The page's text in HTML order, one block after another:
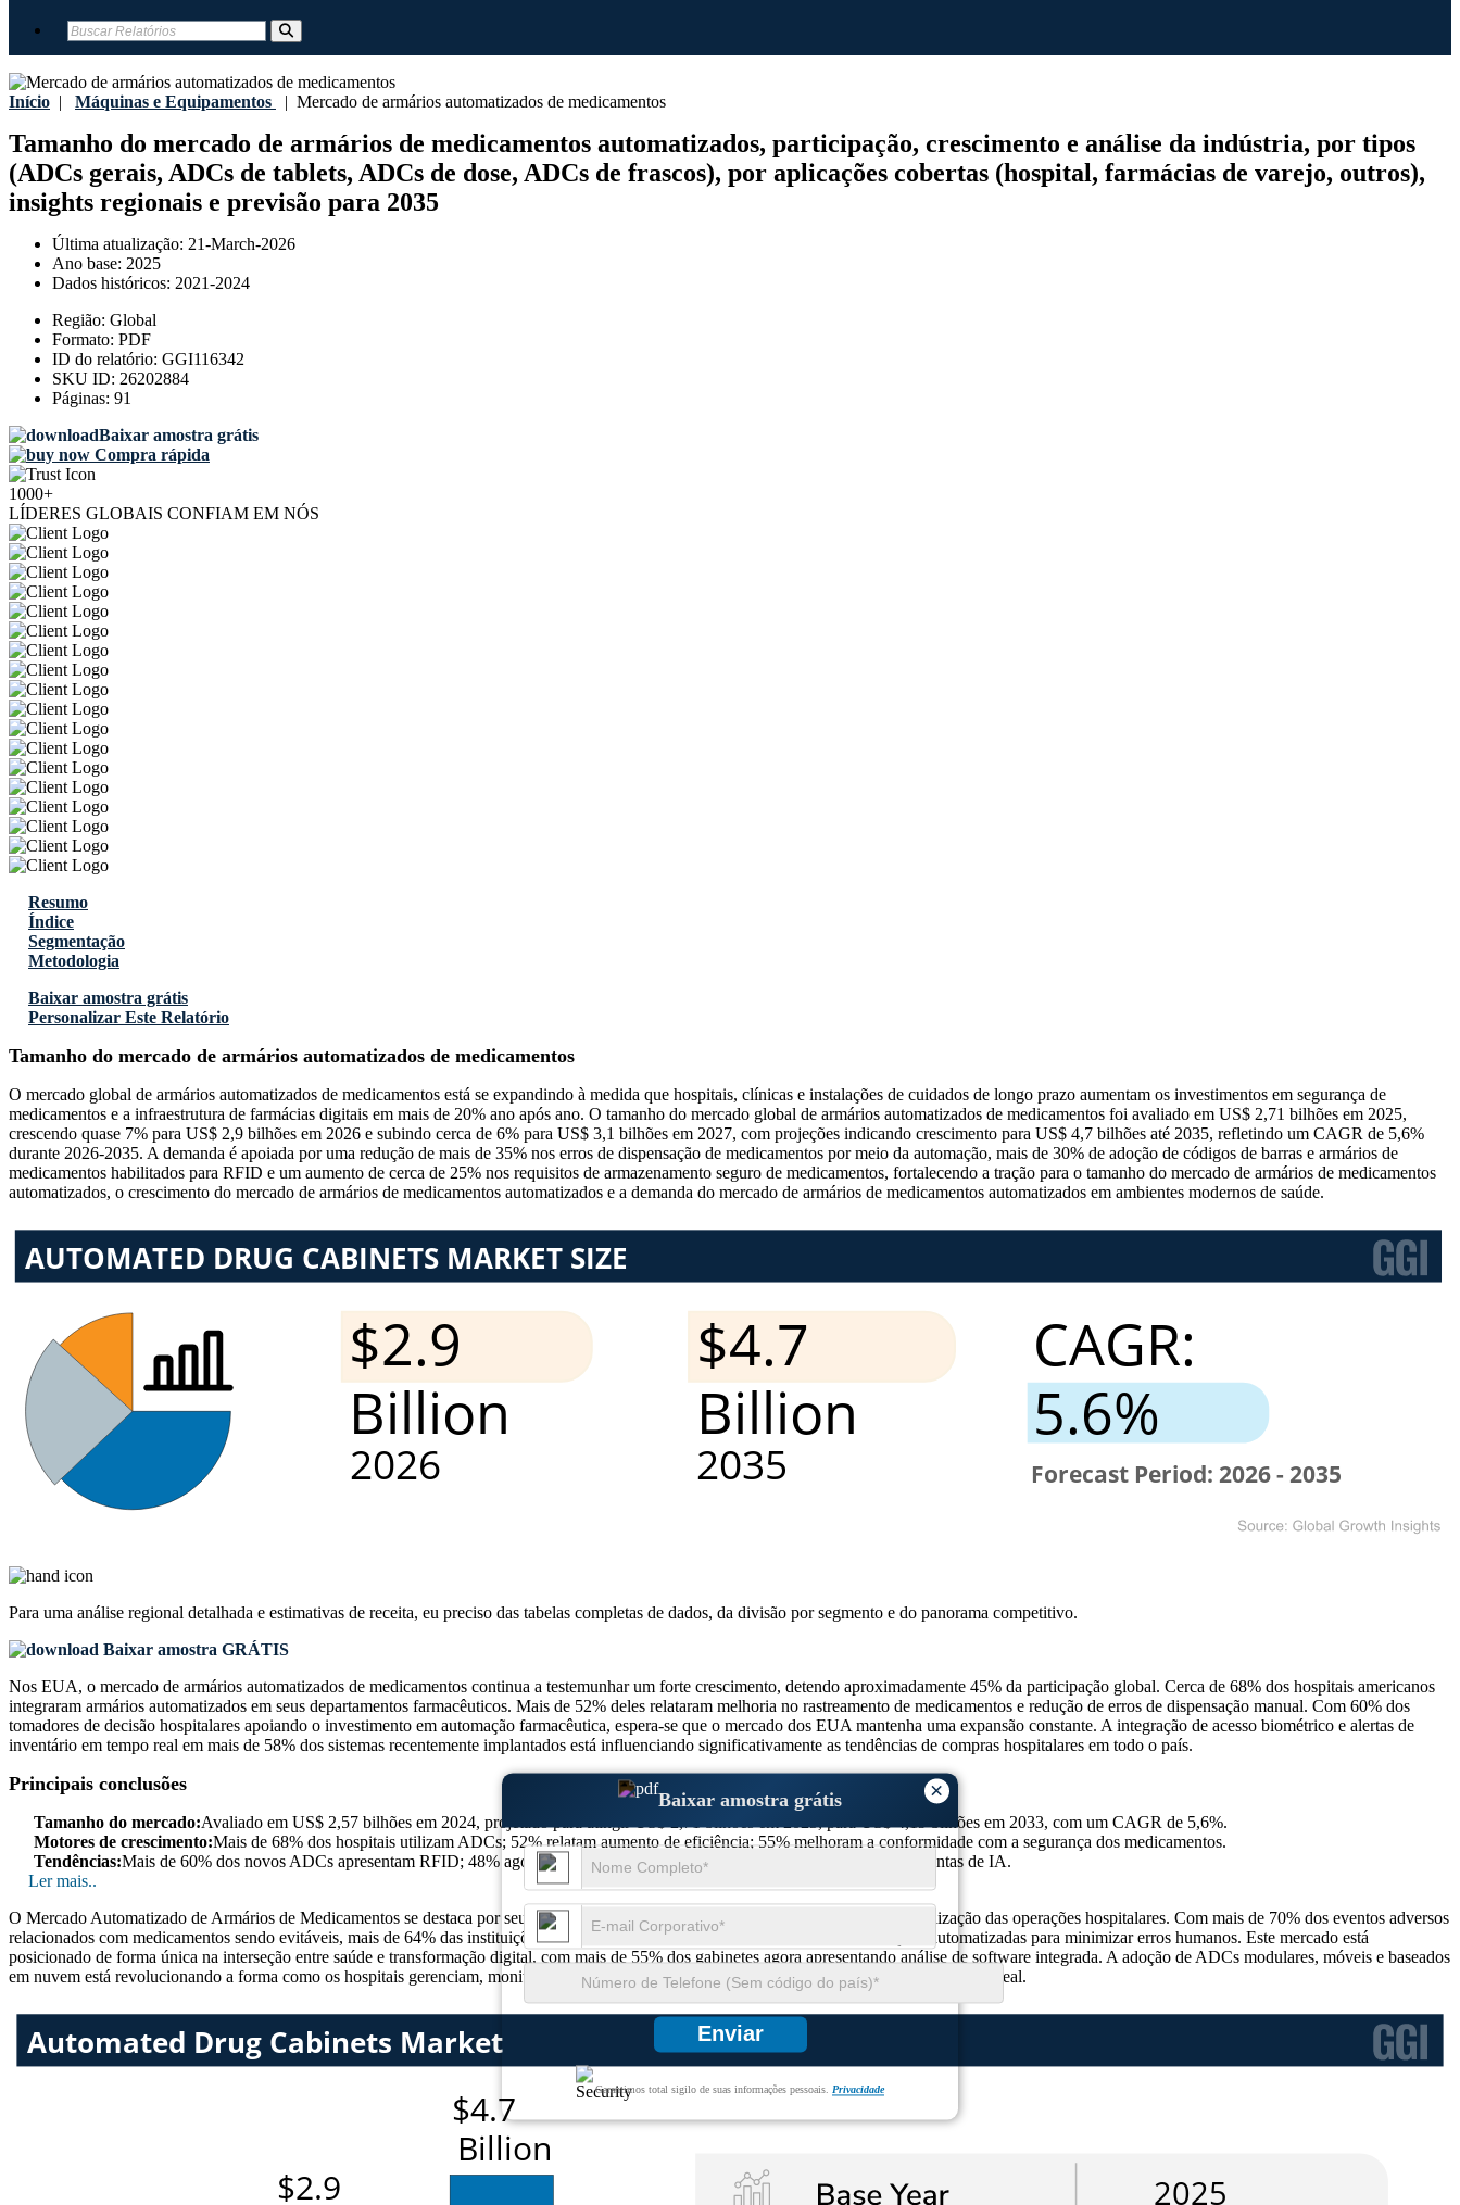
Início | Máquinas e Equipamentos | Mercado de armários automatizados de medicamentos
Tamanho do mercado de armários de medicamentos automatizados, participação, crescimento e análise da indústria, por tipos
(ADCs gerais, ADCs de tablets, ADCs de dose, ADCs de frascos), por aplicações cobertas (hospital, farmácias de varejo, outros),
insights regionais e previsão para 2035
Última atualização: 21-March-2026
Ano base: 2025
Dados históricos: 2021-2024
Região: Global
Formato: PDF
ID do relatório: GGI116342
SKU ID: 26202884
Páginas: 91
Baixar amostra grátis
Compra rápida
1000+
LÍDERES GLOBAIS CONFIAM EM NÓS
×
Baixar amostra grátis
Enviar
Garantimos total sigilo de suas informações pessoais. Privacidade
Resumo
Índice
Segmentação
Metodologia
Baixar amostra grátis
Personalizar Este Relatório
Tamanho do mercado de armários automatizados de medicamentos
O mercado global de armários automatizados de medicamentos está se expandindo à medida que hospitais, clínicas e instalações de cuidados de longo prazo aumentam os investimentos em segurança de
medicamentos e a infraestrutura de farmácias digitais em mais de 20% ano após ano. O tamanho do mercado global de armários automatizados de medicamentos foi avaliado em US$ 2,71 bilhões em 2025,
crescendo quase 7% para US$ 2,9 bilhões em 2026 e subindo cerca de 6% para US$ 3,1 bilhões em 2027, com projeções indicando crescimento para US$ 4,7 bilhões até 2035, refletindo um CAGR de 5,6%
durante 2026-2035. A demanda é apoiada por uma redução de mais de 35% nos erros de dispensação de medicamentos por meio da automação, mais de 30% de adoção de códigos de barras e armários de
medicamentos habilitados para RFID e um aumento de cerca de 25% nos requisitos de armazenamento seguro de medicamentos, fortalecendo a tração para o tamanho do mercado de armários de medicamentos
automatizados, o crescimento do mercado de armários de medicamentos automatizados e a demanda do mercado de armários de medicamentos automatizados em ambientes modernos de saúde.
Para uma análise regional detalhada e estimativas de receita, eu preciso das tabelas completas de dados, da divisão por segmento e do panorama competitivo.
Baixar amostra GRÁTIS
Nos EUA, o mercado de armários automatizados de medicamentos continua a testemunhar um forte crescimento, detendo aproximadamente 45% da participação global. Cerca de 68% dos hospitais americanos
integraram armários automatizados em seus departamentos farmacêuticos. Mais de 52% deles relataram melhoria no rastreamento de medicamentos e redução de erros de dispensação manual. Com 60% dos
tomadores de decisão hospitalares apoiando o investimento em automação farmacêutica, espera-se que o mercado dos EUA mantenha uma expansão constante. A integração de acesso biométrico e alertas de
inventário em tempo real em mais de 58% dos sistemas recentemente implantados está influenciando significativamente as tendências de compras hospitalares em todo o país.
Principais conclusões
Tamanho do mercado:Avaliado em US$ 2,57 bilhões em 2024, projetado para atingir US$ 2,71 bilhões em 2025, para US$ 4,19 bilhões em 2033, com um CAGR de 5,6%.
Motores de crescimento:Mais de 68% dos hospitais utilizam ADCs; 52% relatam aumento de eficiência; 55% melhoram a conformidade com a segurança dos medicamentos.
Tendências:Mais de 60% dos novos ADCs apresentam RFID; 48% agora incluem conectividade em nuvem; 37% integram ferramentas de IA.
Ler mais..
O Mercado Automatizado de Armários de Medicamentos se destaca por seu papel crítico na melhoria da segurança do paciente e na agilização das operações hospitalares. Com mais de 70% dos eventos adversos
relacionados com medicamentos sendo evitáveis, mais de 64% das instituições de saúde em todo o mundo estão a investir em soluções automatizadas para minimizar erros humanos. Este mercado está
posicionado de forma única na interseção entre saúde e transformação digital, com mais de 55% dos gabinetes agora apresentando análise de software integrada. A adoção de ADCs modulares, móveis e baseados
em nuvem está revolucionando a forma como os hospitais gerenciam, monitoram e dispensam medicamentos essenciais em ambientes em tempo real.